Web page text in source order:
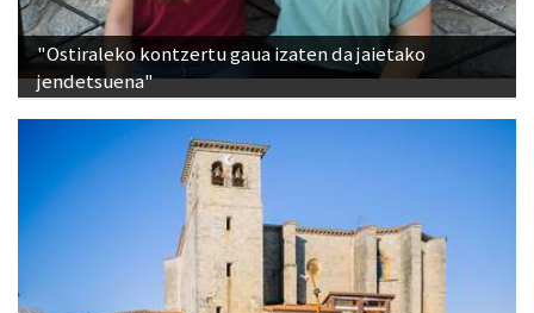
"Ostiraleko kontzertu gaua izaten da jaietako
jendetsuena"